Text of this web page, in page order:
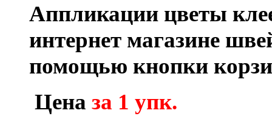
Аппликации цветы
интернет магазине
помощью кнопки
Цена за 1 упк.